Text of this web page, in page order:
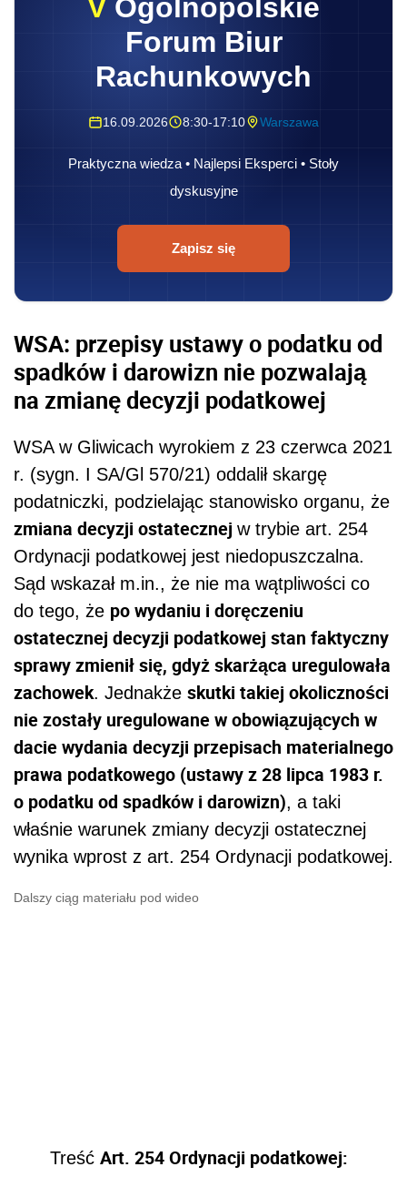
V Ogólnopolskie
Forum Biur
Rachunkowych
16.09.2026 8:30-17:10 Warszawa
Praktyczna wiedza • Najlepsi Eksperci • Stoły
dyskusyjne
Zapisz się
WSA: przepisy ustawy o podatku od
spadków i darowizn nie pozwalają
na zmianę decyzji podatkowej
WSA w Gliwicach wyrokiem z 23 czerwca 2021
r. (sygn. I SA/Gl 570/21) oddalił skargę
podatniczki, podzielając stanowisko organu, że
zmiana decyzji ostatecznej w trybie art. 254
Ordynacji podatkowej jest niedopuszczalna.
Sąd wskazał m.in., że nie ma wątpliwości co
do tego, że po wydaniu i doręczeniu
ostatecznej decyzji podatkowej stan faktyczny
sprawy zmienił się, gdyż skarżąca uregulowała
zachowek. Jednakże skutki takiej okoliczności
nie zostały uregulowane w obowiązujących w
dacie wydania decyzji przepisach materialnego
prawa podatkowego (ustawy z 28 lipca 1983 r.
o podatku od spadków i darowizn), a taki
właśnie warunek zmiany decyzji ostatecznej
wynika wprost z art. 254 Ordynacji podatkowej.
Dalszy ciąg materiału pod wideo
Treść Art. 254 Ordynacji podatkowej: